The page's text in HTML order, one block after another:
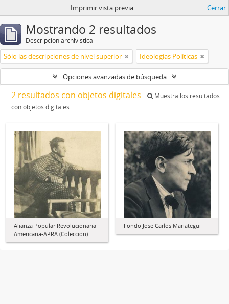
Imprimir vista previa Cerrar
Mostrando 2 resultados
Descripción archivística
Sólo las descripciones de nivel superior Ideologías Políticas
Opciones avanzadas de búsqueda
2 resultados con objetos digitales
Muestra los resultados
con objetos digitales
Alianza Popular Revolucionaria
Americana-APRA (Colección)
Fondo José Carlos Mariátegui